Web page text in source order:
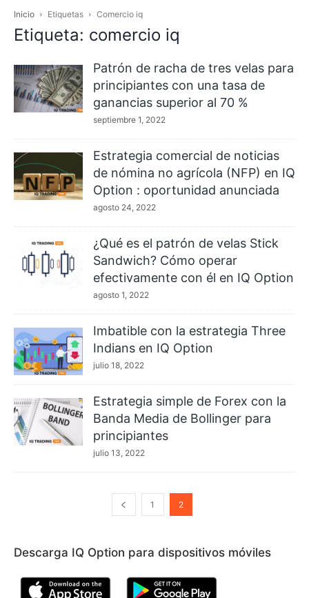
Inicio Etiquetas Comercio iq
Etiqueta: comercio iq
Patrón de racha de tres velas para
principiantes con una tasa de
ganancias superior al 70 %
septiembre 1, 2022
Estrategia comercial de noticias
de nómina no agrícola (NFP) en IQ
Option : oportunidad anunciada
agosto 24, 2022
¿Qué es el patrón de velas Stick
Sandwich? Cómo operar
efectivamente con él en IQ Option
agosto 1, 2022
Imbatible con la estrategia Three
Indians en IQ Option
julio 18, 2022
Estrategia simple de Forex con la
Banda Media de Bollinger para
principiantes
julio 13, 2022
1 2
Descarga IQ Option para dispositivos móviles